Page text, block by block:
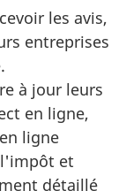
les avis,
entreprises
à jour leurs
en ligne,
ligne
et
détaillé